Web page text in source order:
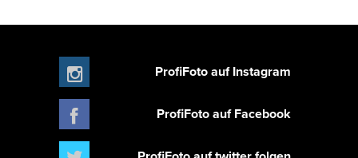
ProfiFoto auf Instagram
ProfiFoto auf Facebook